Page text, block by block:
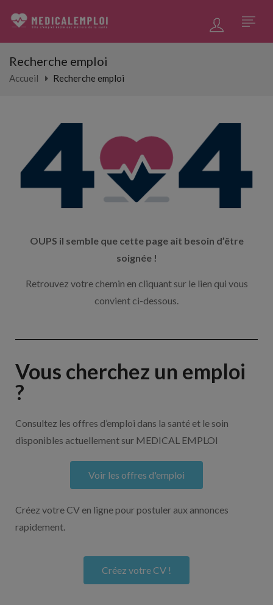
Recherche emploi
Accueil Recherche emploi
OUPS il semble que cette page ait besoin d’être
soignée !
Retrouvez votre chemin en cliquant sur le lien qui vous
convient ci-dessous.
Vous cherchez un emploi
?
Consultez les offres d’emploi dans la santé et le soin
disponibles actuellement sur MEDICAL EMPLOI
Voir les offres d'emploi
Créez votre CV en ligne pour postuler aux annonces
rapidement.
Créez votre CV !